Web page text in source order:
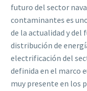
futuro del sector
contaminantes es
de la actualidad y del
distribución de
electrificación del
definida en el marco
muy presente en los